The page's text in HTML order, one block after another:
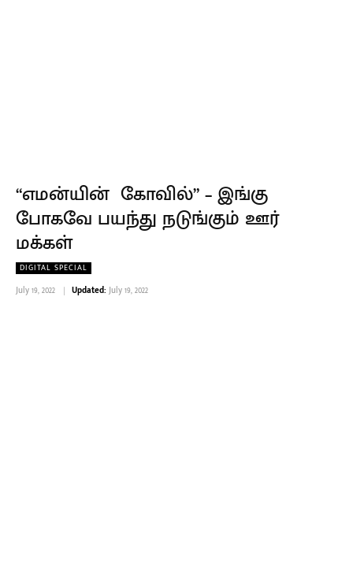
“எமன்யின் கோவில்” – இங்கு
போகவே பயந்து நடுங்கும் ஊர்
மக்கள்
DIGITAL SPECIAL
July 19, 2022 Updated: July 19, 2022